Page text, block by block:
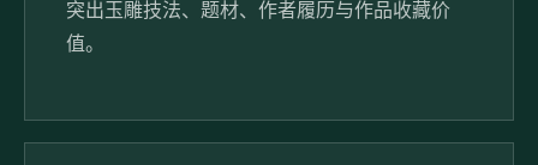
突出玉雕技法、题材、作者履历与作品收藏价
值。